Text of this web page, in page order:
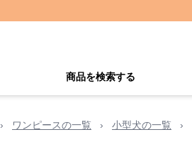
商品を検索する
› ワンピースの一覧 › 小型犬の一覧 ›